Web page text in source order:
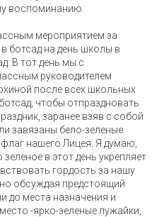
воспоминанию.
мероприятием за
ботсад на день школы в
В тот день мы с
руководителем
после всех школьных
чтобы отпраздновать
заранее взяв с собой
завязаны бело-зеленые
нашего Лицея. Я думаю,
в этот день укрепляет
гордость за нашу
обсуждая предстоящий
до места назначения и
-ярко-зеленые лужайки,